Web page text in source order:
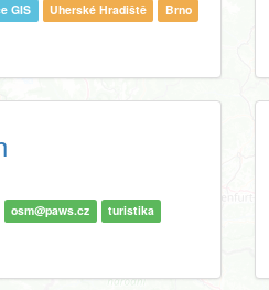
GIS Uherské Hradiště
Brno
osm@paws.cz turistika